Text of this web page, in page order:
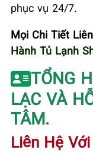
phục vụ 24/7.
Mọi Chi Tiết
Hành Tủ Lạnh
TỔNG
LẠC VÀ
TÂM.
Liên Hệ